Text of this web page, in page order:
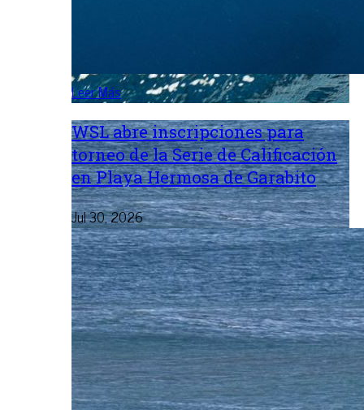
Leer Más
WSL abre inscripciones para
torneo de la Serie de Calificación
en Playa Hermosa de Garabito
Jul 30, 2026